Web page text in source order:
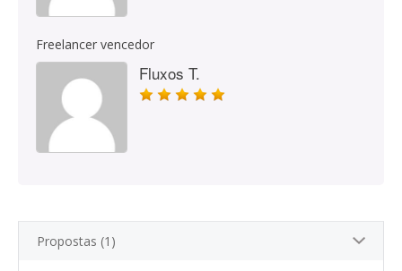
Freelancer vencedor
Fluxos T.
Propostas (1)